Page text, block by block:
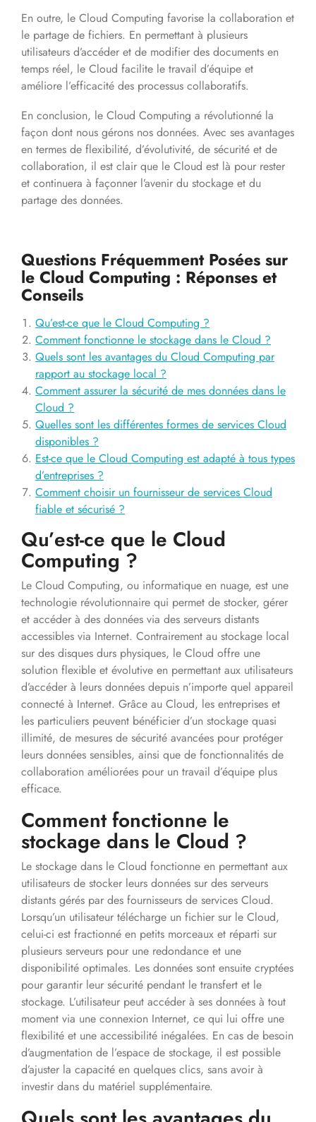
En outre, le Cloud Computing favorise la collaboration et
le partage de fichiers. En permettant à plusieurs
utilisateurs d’accéder et de modifier des documents en
temps réel, le Cloud facilite le travail d’équipe et
améliore l’efficacité des processus collaboratifs.
En conclusion, le Cloud Computing a révolutionné la
façon dont nous gérons nos données. Avec ses avantages
en termes de flexibilité, d’évolutivité, de sécurité et de
collaboration, il est clair que le Cloud est là pour rester
et continuera à façonner l’avenir du stockage et du
partage des données.
Questions Fréquemment Posées sur
le Cloud Computing : Réponses et
Conseils
Qu’est-ce que le Cloud Computing ?
Comment fonctionne le stockage dans le Cloud ?
Quels sont les avantages du Cloud Computing par
rapport au stockage local ?
Comment assurer la sécurité de mes données dans le
Cloud ?
Quelles sont les différentes formes de services Cloud
disponibles ?
Est-ce que le Cloud Computing est adapté à tous types
d’entreprises ?
Comment choisir un fournisseur de services Cloud
fiable et sécurisé ?
Qu’est-ce que le Cloud
Computing ?
Le Cloud Computing, ou informatique en nuage, est une
technologie révolutionnaire qui permet de stocker, gérer
et accéder à des données via des serveurs distants
accessibles via Internet. Contrairement au stockage local
sur des disques durs physiques, le Cloud offre une
solution flexible et évolutive en permettant aux utilisateurs
d’accéder à leurs données depuis n’importe quel appareil
connecté à Internet. Grâce au Cloud, les entreprises et
les particuliers peuvent bénéficier d’un stockage quasi
illimité, de mesures de sécurité avancées pour protéger
leurs données sensibles, ainsi que de fonctionnalités de
collaboration améliorées pour un travail d’équipe plus
efficace.
Comment fonctionne le
stockage dans le Cloud ?
Le stockage dans le Cloud fonctionne en permettant aux
utilisateurs de stocker leurs données sur des serveurs
distants gérés par des fournisseurs de services Cloud.
Lorsqu’un utilisateur télécharge un fichier sur le Cloud,
celui-ci est fractionné en petits morceaux et réparti sur
plusieurs serveurs pour une redondance et une
disponibilité optimales. Les données sont ensuite cryptées
pour garantir leur sécurité pendant le transfert et le
stockage. L’utilisateur peut accéder à ses données à tout
moment via une connexion Internet, ce qui lui offre une
flexibilité et une accessibilité inégalées. En cas de besoin
d’augmentation de l’espace de stockage, il est possible
d’ajuster la capacité en quelques clics, sans avoir à
investir dans du matériel supplémentaire.